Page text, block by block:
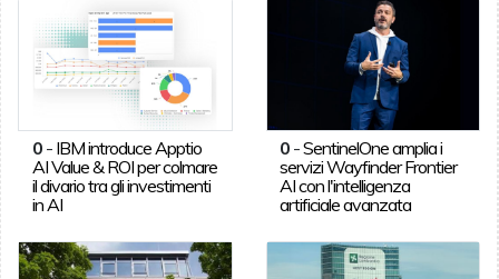
0- IBM introduce Apptio
AI Value & ROI per colmare
il divario tra gli investimenti
in AI
0 -SentinelOne amplia i
servizi Wayfinder Frontier
AI con l'intelligenza
artificiale avanzata